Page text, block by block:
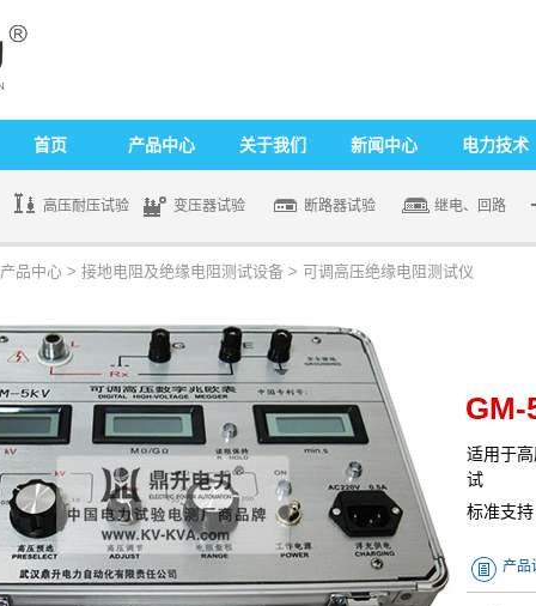
首页 产品中心 关于我们 新闻中心 电力技术
高压耐压试验 变压器试验 断路器试验 继电、回路
产品中心 > 接地电阻及绝缘电阻测试设备 > 可调高压绝缘电阻测试仪
GM-
适用于
试
标准支
产品